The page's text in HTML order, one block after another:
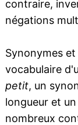
contraire,
négations
Synonymes
vocabulaire
petit, un
longueur et
nombreux